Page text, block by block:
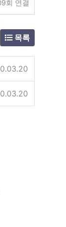
회 연결
목록